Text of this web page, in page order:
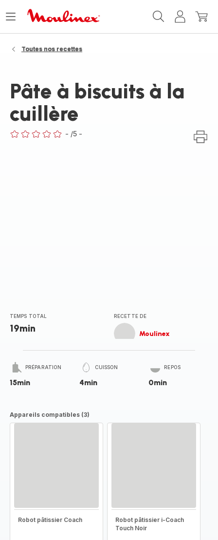
MonMon
Ouvrir
Toutes nos recettes
Pâte à biscuits à la
cuillère
- /5 -
TEMPS TOTAL
19min
RECETTE DE
Moulinex
PRÉPARATION
15min
CUISSON
4min
REPOS
0min
Appareils compatibles (3)
Robot pâtissier Coach
Robot pâtissier i-Coach
Touch Noir